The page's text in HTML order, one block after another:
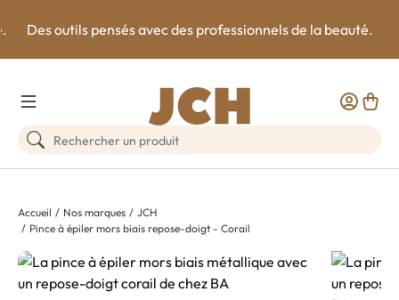
Des outils pensés avec des professionnels de la beauté.
Toggle Menu
Rechercher un produit
Accueil Nos marques
JCH
Pince à épiler mors biais repose-doigt - Corail